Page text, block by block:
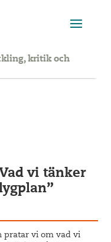
kritik och
vi tänker
pratar vi om vad vi